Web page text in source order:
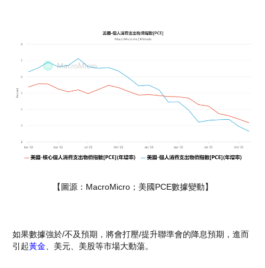
【圖源：MacroMicro；美國PCE數據變動】
如果數據強於/不及預期，將會打壓/提升聯準會的降息預期，進而
引起黃金 、美元、美股等市場大動蕩。